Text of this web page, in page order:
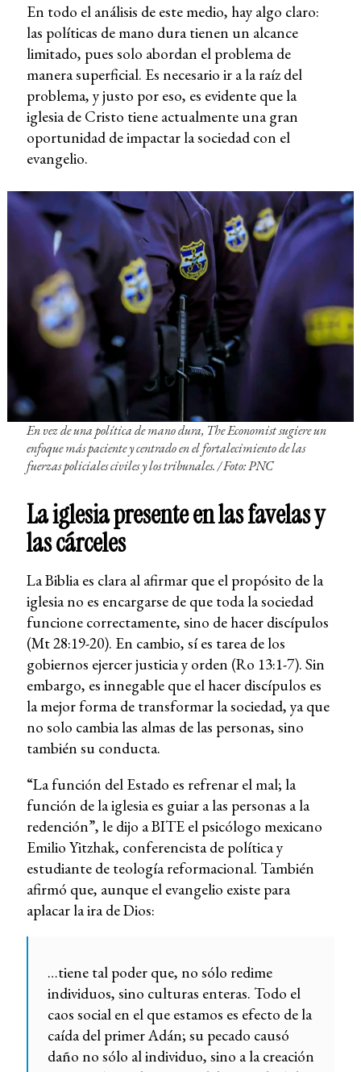
En todo el análisis de este medio, hay algo claro:
las políticas de mano dura tienen un alcance
limitado, pues solo abordan el problema de
manera superficial. Es necesario ir a la raíz del
problema, y justo por eso, es evidente que la
iglesia de Cristo tiene actualmente una gran
oportunidad de impactar la sociedad con el
evangelio.
En vez de una política de mano dura, The Economist sugiere un
enfoque más paciente y centrado en el fortalecimiento de las
fuerzas policiales civiles y los tribunales. /Foto: PNC
La iglesia presente en las favelas y
las cárceles
La Biblia es clara al afirmar que el propósito de la
iglesia no es encargarse de que toda la sociedad
funcione correctamente, sino de hacer discípulos
(Mt 28:19-20). En cambio, sí es tarea de los
gobiernos ejercer justicia y orden (Ro 13:1-7). Sin
embargo, es innegable que el hacer discípulos es
la mejor forma de transformar la sociedad, ya que
no solo cambia las almas de las personas, sino
también su conducta.
“La función del Estado es refrenar el mal; la
función de la iglesia es guiar a las personas a la
redención”, le dijo a BITE el psicólogo mexicano
Emilio Yitzhak, conferencista de política y
estudiante de teología reformacional. También
afirmó que, aunque el evangelio existe para
aplacar la ira de Dios:
…tiene tal poder que, no sólo redime
individuos, sino culturas enteras. Todo el
caos social en el que estamos es efecto de la
caída del primer Adán; su pecado causó
daño no sólo al individuo, sino a la creación